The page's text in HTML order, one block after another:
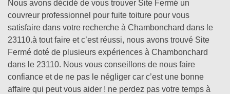
Nous avons décidé de vous trouver Site Fermé un
couvreur professionnel pour fuite toiture pour vous
satisfaire dans votre recherche à Chambonchard dans le
23110.à tout faire et c’est réussi, nous avons trouvé Site
Fermé doté de plusieurs expériences à Chambonchard
dans le 23110. Nous vous conseillons de nous faire
confiance et de ne pas le négliger car c’est une bonne
affaire qui peut vous aider ! ne perdez pas votre temps à